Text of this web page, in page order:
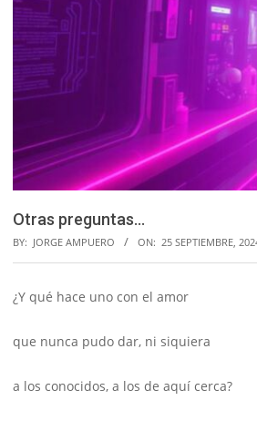
Otras preguntas…
BY: JORGE AMPUERO ON: 25 SEPTIEMBRE,
¿Y qué hace uno con el amor
que nunca pudo dar, ni siquiera
a los conocidos, a los de aquí cerca?